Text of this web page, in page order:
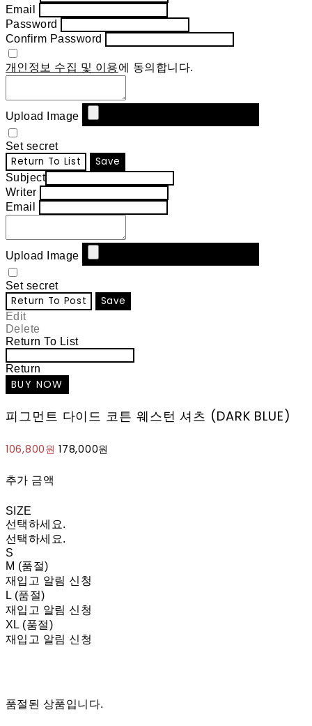
Email
Password
Confirm Password
개인정보 수집 및 이용에 동의합니다.
Upload Image
Set secret
Return To List Save
Subject
Writer
Email
Upload Image
Set secret
Return To Post Save
Edit
Delete
Return To List
Return
피그먼트 다이드 코튼 웨스턴 셔츠 (DARK BLUE)
106,800원178,000원
추가 금액
SIZE
선택하세요.
선택하세요.
S
M (품절)
재입고 알림 신청
L (품절)
재입고 알림 신청
XL (품절)
재입고 알림 신청
품절된 상품입니다.